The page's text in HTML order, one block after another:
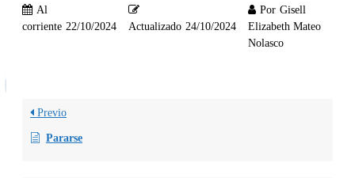
Al
corriente 22/10/2024 Actualizado 24/10/2024
Por Gisell
Elizabeth Mateo
Nolasco
Previo
Pararse